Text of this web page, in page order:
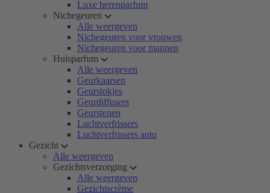
Luxe herenparfum
Nichegeuren
Alle weergeven
Nichegeuren voor vrouwen
Nichegeuren voor mannen
Huisparfum
Alle weergeven
Geurkaarsen
Geurstokjes
Geurdiffusers
Geurstenen
Luchtverfrissers
Luchtverfrissers auto
Gezicht
Alle weergeven
Gezichtsverzorging
Alle weergeven
Gezichtscrème